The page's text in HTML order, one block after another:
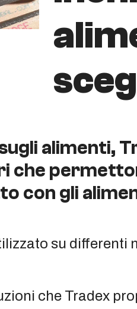
alimenti,
che
con gli
su
che Tradex